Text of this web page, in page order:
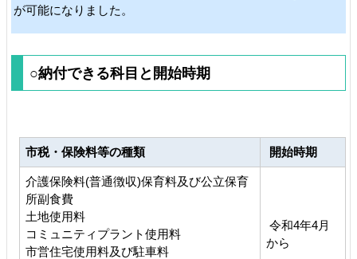
が可能になりました。
○納付できる科目と開始時期
市税・保険料等の種類 開始時期
介護保険料(普通徴収)保育料及び公立保育
所副食費
土地使用料
コミュニティプラント使用料
市営住宅使用料及び駐車料
令和4年4月
から